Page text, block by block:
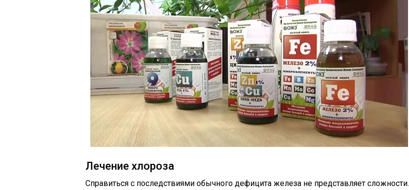
Лечение хлороза
Справиться с последствиями обычного дефицита железа не представляет сложности.